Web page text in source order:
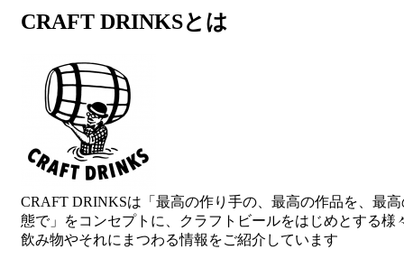
CRAFT DRINKSとは
CRAFT DRINKSは「最高の作り手の、最高の作品を、最
態で」をコンセプトに、クラフトビールをはじめとする様
飲み物やそれにまつわる情報をご紹介しています